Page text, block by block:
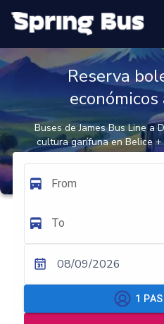
Reserva
Buses de James Bus Line
cultura garífuna en Belice
Asentamiento el 19 de
From
To
08/09/2026
1